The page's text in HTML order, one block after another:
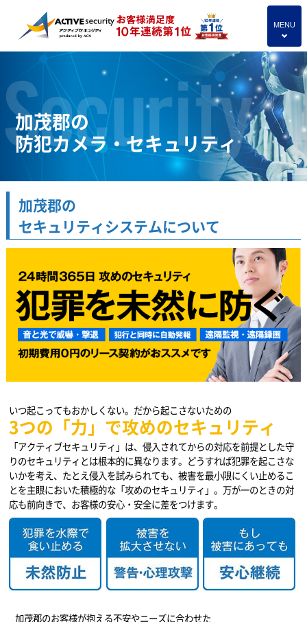
MENU
4
加茂郡の
防犯カメラ・セキュリティ
加茂郡の
セキュリティシステムについて
いつ起こってもおかしくない。だから起こさないための
3つの「力」で攻めのセキュリティ
「アクティブセキュリティ」は、侵入されてからの対応を前提とした守
りのセキュリティとは根本的に異なります。どうすれば犯罪を起こさな
いかを考え、たとえ侵入を試みられても、被害を最小限にくい止めるこ
とを主眼においた積極的な「攻めのセキュリティ」。万が一のときの対
応も前向きで、お客様の安心・安全に差をつけます。
加茂郡のお客様が抱える不安やニーズに合わせた